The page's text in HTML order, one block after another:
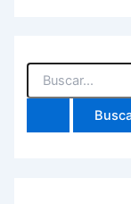
Buscar
por: